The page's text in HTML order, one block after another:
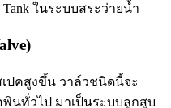
ในระบบสระว่ายน้ำ
ปคสูงขึ้น วาล์วชนิดนี้จะ
นทั่วไป มาเป็นระบบลูกสูบ